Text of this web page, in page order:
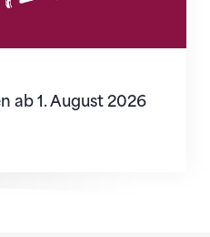
ab 1. August 2026